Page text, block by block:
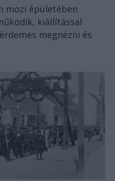
mozi épületében
kiállítással
megnézni és